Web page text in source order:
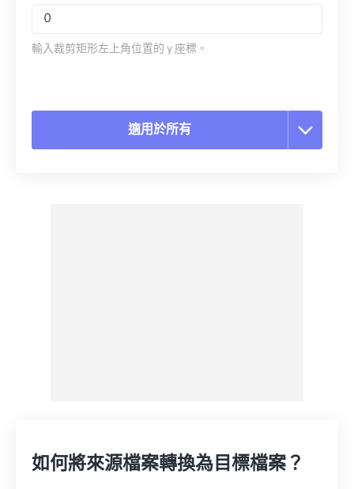
輸入裁剪矩形左上角位置的 y 座標。
適用於所有
如何將來源檔案轉換為目標檔案？